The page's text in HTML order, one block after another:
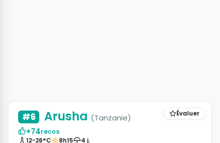
Évaluer
#6 Arusha (Tanzanie)
+74recos
12-26°C
8h15 4 j.